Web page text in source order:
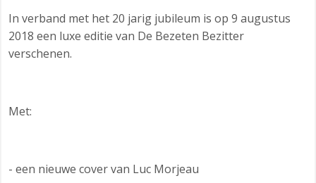
In verband met het 20 jarig jubileum is op 9 augustus
2018 een luxe editie van De Bezeten Bezitter
verschenen.
Met:
- een nieuwe cover van Luc Morjeau